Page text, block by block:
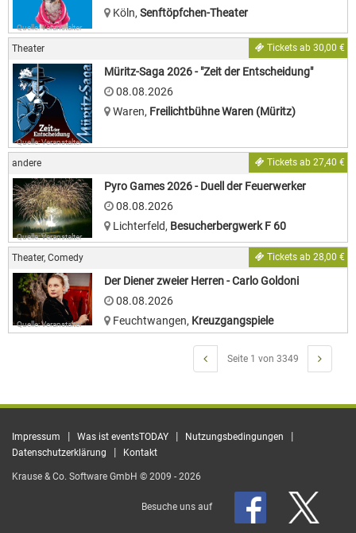
Quelle: Veranstalter
Köln, Senftöpfchen-Theater
Theater Tickets ab 30,00 €
Quelle: Veranstalter
Müritz-Saga 2026 - "Zeit der Entscheidung"
08.08.2026
Waren, Freilichtbühne Waren (Müritz)
andere Tickets ab 27,40 €
Quelle: Veranstalter
Pyro Games 2026 - Duell der Feuerwerker
08.08.2026
Lichterfeld, Besucherbergwerk F 60
Theater, Comedy Tickets ab 28,00 €
Quelle: Veranstalter
Der Diener zweier Herren - Carlo Goldoni
08.08.2026
Feuchtwangen, Kreuzgangspiele
Seite 1 von 3349
Impressum | Was ist eventsTODAY | Nutzungsbedingungen |
Datenschutzerklärung | Kontakt
Krause & Co. Software GmbH © 2009 - 2026
Besuche uns auf